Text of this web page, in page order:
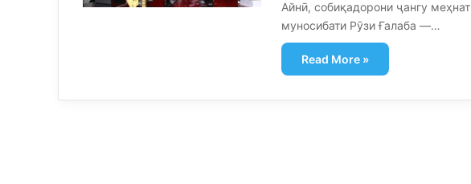
Айнӣ, собиқадорони ҷангу
муносибати Рӯзи Ғалаба —…
Read More »